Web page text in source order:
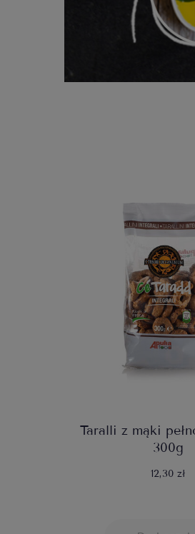
Taralli z mąki
300g
12,30 zł